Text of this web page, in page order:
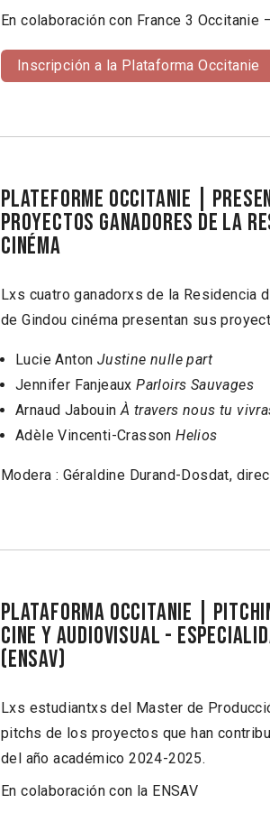
En colaboración con France 3
Inscripción a la Plataforma Occitanie
PLATEFORME OCCITANIE |
proyectos ganadores de la
cinéma
Lxs cuatro ganadorxs de la Residencia
de Gindou cinéma presentan sus
Lucie Anton Justine nulle part
Jennifer FanjeauxParloirs Sauvages
Arnaud JabouinÀ travers nous tu
Adèle Vincenti-CrassonHelios
Modera : Géraldine Durand-Dosdat,
PLATAFORMA OCCITANIE |
Cine y audiovisual -
(ENSAV)
Lxs estudiantxs del Master de
pitchs de los proyectos que han
del año académico 2024-2025.
En colaboración con la ENSAV